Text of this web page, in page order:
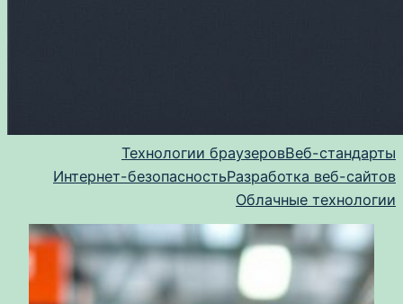
Технологии браузеровВеб-стандарты
Интернет-безопасностьРазработка веб-сайтов
Облачные технологии